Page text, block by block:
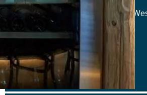
Aschbach 3, 83620 Feldkirchen-
Tel.: Tel.: 08063-80660
Details
www.aschbacher-hof.de